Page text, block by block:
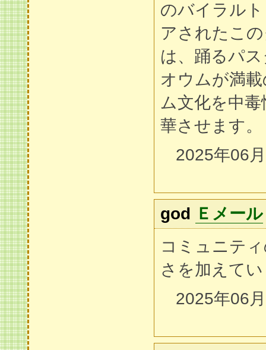
のバイラル
アされたこ
は、踊るパ
オウムが満
ム文化を中
華させます。
2025年06
god
Ｅメール
コミュニテ
さを加えて
2025年06